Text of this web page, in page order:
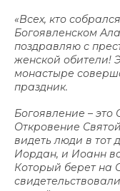
«Всех, кто
Богоявленском
поздравляю с
женской обители!
монастыре
праздник.
Богоявление –
Откровение
видеть люди в тот
Иордан, и Иоанн
Который берет на